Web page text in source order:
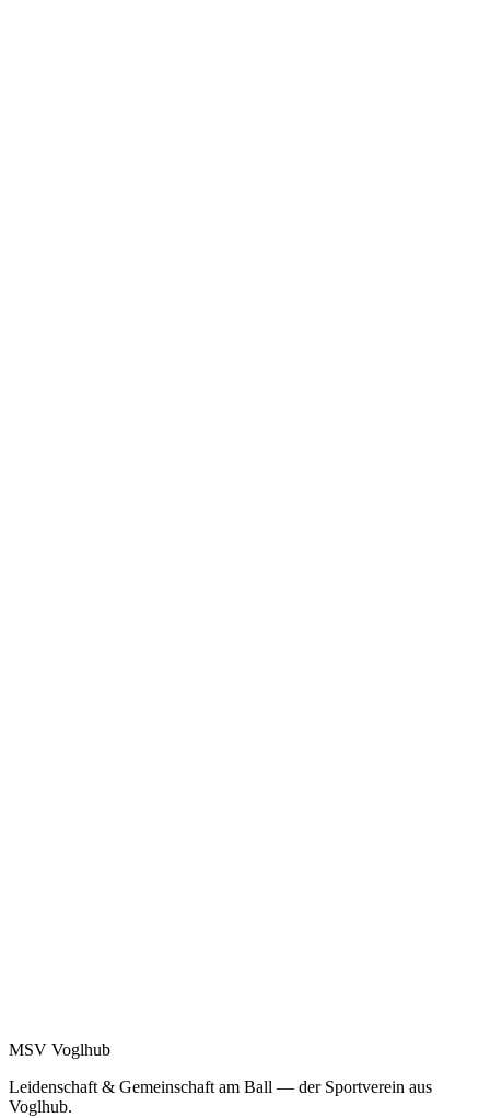
MSV Voglhub
Leidenschaft & Gemeinschaft am Ball — der Sportverein aus
Voglhub.